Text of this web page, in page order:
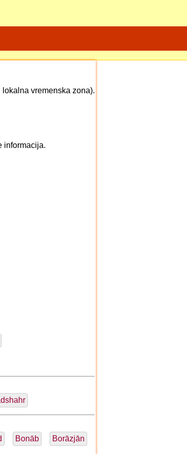
vremenska zona).
informacija.
Bonāb Borāzjān